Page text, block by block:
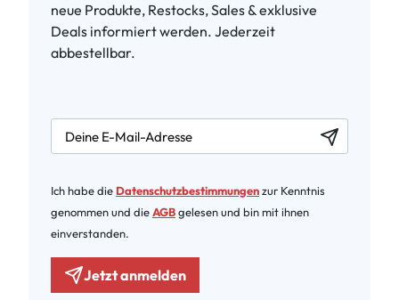
neue Produkte, Restocks, Sales & exklusive
Deals informiert werden. Jederzeit
abbestellbar.
newsletter.labelEmail
Ich habe die Datenschutzbestimmungenzur Kenntnis
genommen und dieAGBgelesen und bin mit ihnen
einverstanden.
Jetzt anmelden